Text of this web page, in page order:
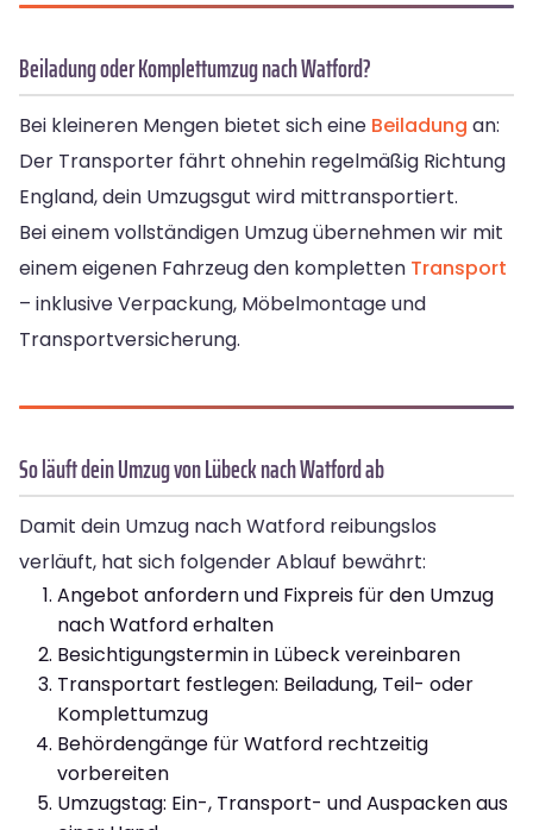
Beiladung oder Komplettumzug nach Watford?
Bei kleineren Mengen bietet sich eine Beiladung an:
Der Transporter fährt ohnehin regelmäßig Richtung
England, dein Umzugsgut wird mittransportiert.
Bei einem vollständigen Umzug übernehmen wir mit
einem eigenen Fahrzeug den kompletten Transport
– inklusive Verpackung, Möbelmontage und
Transportversicherung.
So läuft dein Umzug von Lübeck nach Watford ab
Damit dein Umzug nach Watford reibungslos
verläuft, hat sich folgender Ablauf bewährt:
Angebot anfordern und Fixpreis für den Umzug
nach Watford erhalten
Besichtigungstermin in Lübeck vereinbaren
Transportart festlegen: Beiladung, Teil- oder
Komplettumzug
Behördengänge für Watford rechtzeitig
vorbereiten
Umzugstag: Ein-, Transport- und Auspacken aus